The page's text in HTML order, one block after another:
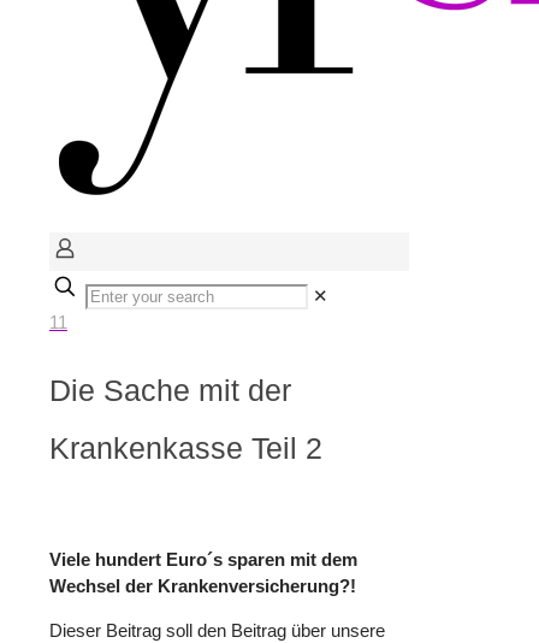
✕
11
Die Sache mit der
Krankenkasse Teil 2
Viele hundert Euro´s sparen mit dem
Wechsel der Krankenversicherung?!
Dieser Beitrag soll den Beitrag über unsere